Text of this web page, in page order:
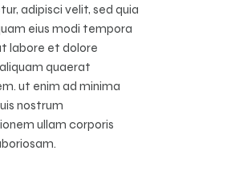
adipisci velit, sed quia
eius modi tempora
labore et dolore
quaerat
ut enim ad minima
nostrum
ullam corporis